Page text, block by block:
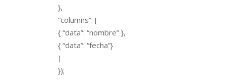
},
“columns”: [
{ “data”: “nombre” },
{ “data”: “fecha”}
]
});